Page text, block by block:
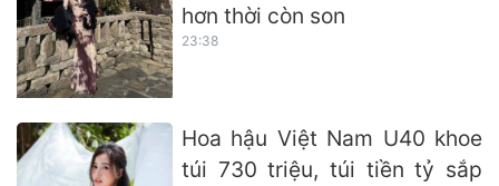
hơn thời còn son
23:38
Hoa hậu Việt Nam U40 khoe
túi 730 triệu, túi tiền tỷ sắp